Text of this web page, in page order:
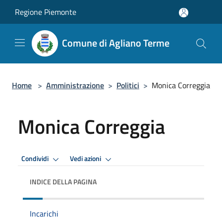
Regione Piemonte
Comune di Agliano Terme
Home > Amministrazione > Politici > Monica Correggia
Monica Correggia
Condividi Vedi azioni
INDICE DELLA PAGINA
Incarichi